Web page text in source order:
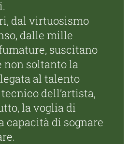
dal virtuosismo
dalle mille
suscitano
non soltanto la
al talento
dell’artista,
la voglia di
capacità di sognare